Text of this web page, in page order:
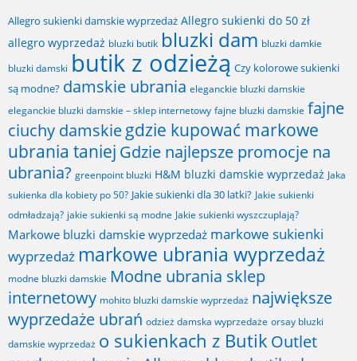
Allegro sukienki damskie wyprzedaż Allegro sukienki do 50 zł
allegro wyprzedaż bluzki butik bluzki dam bluzki damkie
bluzki damski butik z odzieżą Czy kolorowe sukienki
są modne? damskie ubrania eleganckie bluzki damskie
eleganckie bluzki damskie – sklep internetowy fajne bluzki damskie fajne
ciuchy damskiegdzie kupować markowe
ubrania taniej Gdzie najlepsze promocje na
ubrania? greenpoint bluzki H&M bluzki damskie wyprzedaż Jaka
sukienka dla kobiety po 50? Jakie sukienki dla 30 latki? Jakie sukienki
odmładzają? jakie sukienki są modne Jakie sukienki wyszczuplają?
Markowe bluzki damskie wyprzedaż markowe sukienki
wyprzedaż markowe ubrania wyprzedaż
modne bluzki damskie Modne ubrania sklep
internetowy mohito bluzki damskie wyprzedaż największe
wyprzedaże ubrań odzież damska wyprzedaże orsay bluzki
damskie wyprzedaż o sukienkach z Butik Outlet